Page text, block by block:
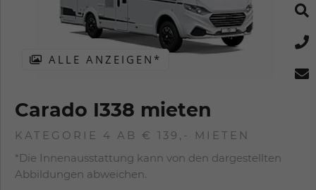
ALLE ANZEIGEN*
Carado I338 mieten
KATEGORIE 4 AB € 139,- MIETEN
*Die Innenausstattung kann von den dargestellten
Abbildungen abweichen.